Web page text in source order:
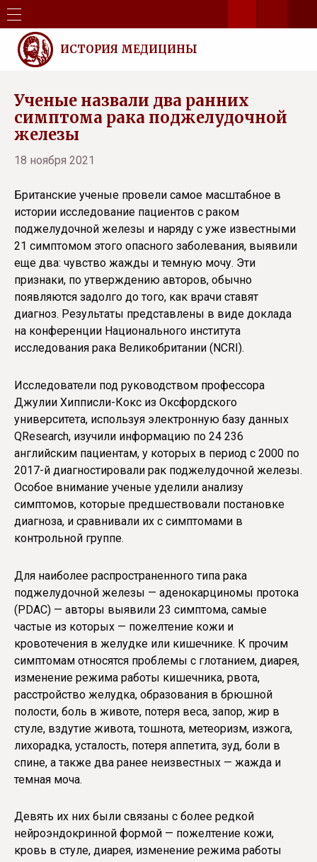
ИСТОРИЯ МЕДИЦИНЫ
Ученые назвали два ранних
симптома рака поджелудочной
железы
18 ноября 2021
Британские ученые провели самое масштабное в
истории исследование пациентов с раком
поджелудочной железы и наряду с уже известными
21 симптомом этого опасного заболевания, выявили
еще два: чувство жажды и темную мочу. Эти
признаки, по утверждению авторов, обычно
появляются задолго до того, как врачи ставят
диагноз. Результаты представлены в виде доклада
на конференции Национального института
исследования рака Великобритании (NCRI).
Исследователи под руководством профессора
Джулии Хипписли-Кокс из Оксфордского
университета, используя электронную базу данных
QResearch, изучили информацию по 24 236
английским пациентам, у которых в период с 2000 по
2017-й диагностировали рак поджелудочной железы.
Особое внимание ученые уделили анализу
симптомов, которые предшествовали постановке
диагноза, и сравнивали их с симптомами в
контрольной группе.
Для наиболее распространенного типа рака
поджелудочной железы — аденокарциномы протока
(PDAC) — авторы выявили 23 симптома, самые
частые из которых — пожелтение кожи и
кровотечения в желудке или кишечнике. К прочим
симптомам относятся проблемы с глотанием, диарея,
изменение режима работы кишечника, рвота,
расстройство желудка, образования в брюшной
полости, боль в животе, потеря веса, запор, жир в
стуле, вздутие живота, тошнота, метеоризм, изжога,
лихорадка, усталость, потеря аппетита, зуд, боли в
спине, а также два ранее неизвестных — жажда и
темная моча.
Девять их них были связаны с более редкой
нейроэндокринной формой — пожелтение кожи,
кровь в стуле, диарея, изменение режима работы